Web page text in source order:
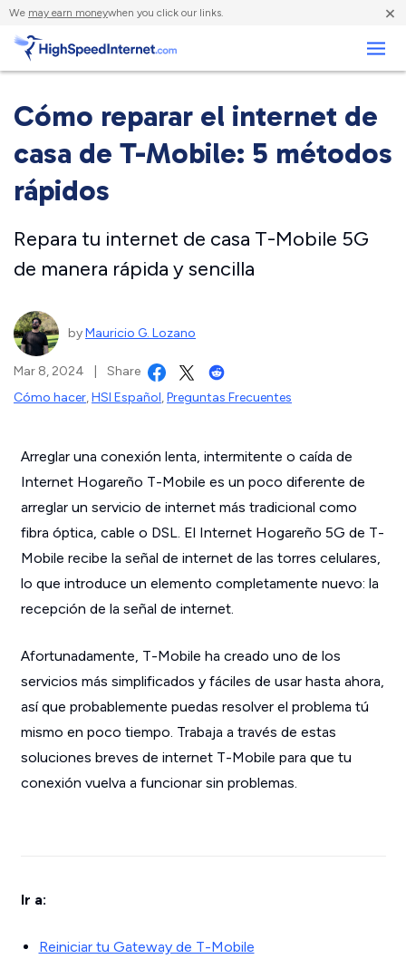
We may earn moneywhen you click our links. ×
Cómo reparar el internet de
casa de T-Mobile: 5 métodos
rápidos
Repara tu internet de casa T-Mobile 5G
de manera rápida y sencilla
byMauricio G. Lozano
Mar 8, 2024
Share
Cómo hacer,HSI Español,Preguntas Frecuentes
Arreglar una conexión lenta, intermitente o caída de
Internet Hogareño T-Mobile es un poco diferente de
arreglar un servicio de internet más tradicional como
fibra óptica, cable o DSL. El Internet Hogareño 5G de T-
Mobile recibe la señal de internet de las torres celulares,
lo que introduce un elemento completamente nuevo: la
recepción de la señal de internet.
Afortunadamente, T-Mobile ha creado uno de los
servicios más simplificados y fáciles de usar hasta ahora,
así que probablemente puedas resolver el problema tú
mismo en poco tiempo. Trabaja a través de estas
soluciones breves de internet T-Mobile para que tu
conexión vuelva a funcionar sin problemas.
Ir a:
Reiniciar tu Gateway de T-Mobile